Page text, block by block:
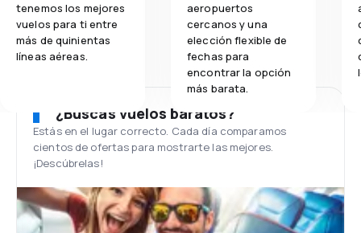
tenemos los mejores
vuelos para ti entre
más de quinientas
líneas aéreas.
aeropuertos
cercanos y una
elección flexible de
fechas para
encontrar la opción
más barata.
¿Buscas vuelos baratos?
Estás en el lugar correcto. Cada día comparamos
cientos de ofertas para mostrarte las mejores.
¡Descúbrelas!